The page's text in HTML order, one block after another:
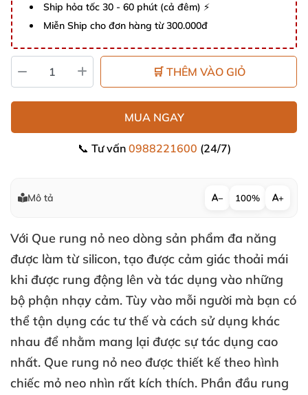
Ship hỏa tốc 30 - 60 phút (cả đêm) ⚡
Miễn Ship cho đơn hàng từ 300.000đ
🛒 THÊM VÀO GIỎ
MUA NGAY
📞 Tư vấn 0988221600 (24/7)
Mô tả − 100% +
Với Que rung nỏ neo dòng sản phẩm đa năng
được làm từ silicon, tạo được cảm giác thoải mái
khi được rung động lên và tác dụng vào những
bộ phận nhạy cảm. Tùy vào mỗi người mà bạn có
thể tận dụng các tư thế và cách sử dụng khác
nhau để nhằm mang lại được sự tác dụng cao
nhất. Que rung nỏ neo được thiết kế theo hình
chiếc mỏ neo nhìn rất kích thích. Phần đầu rung